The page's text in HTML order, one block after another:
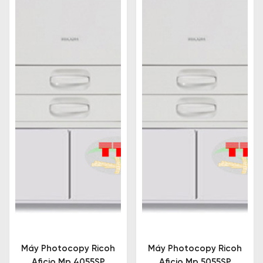
Máy Photocopy Ricoh
Máy Photocopy Ricoh